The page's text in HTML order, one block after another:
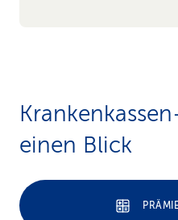
einen Blick